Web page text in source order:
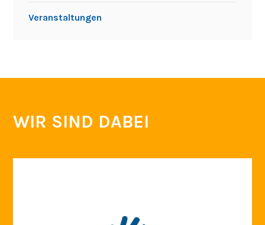
Veranstaltungen
WIR SIND DABEI